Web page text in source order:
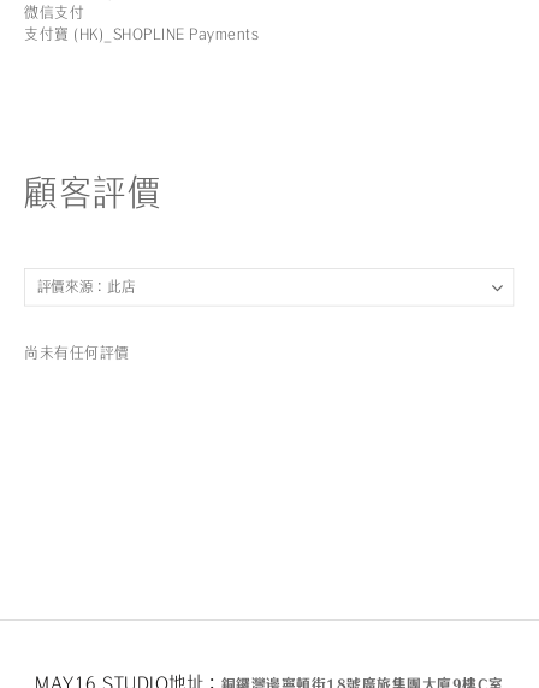
微信支付
支付寶 (HK)_SHOPLINE Payments
顧客評價
尚未有任何評價
MAY16 STUDIO地址：